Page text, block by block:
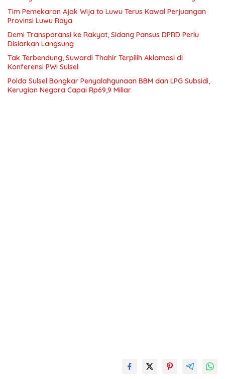
Tim Pemekaran Ajak Wija to Luwu Terus Kawal Perjuangan
Provinsi Luwu Raya
Demi Transparansi ke Rakyat, Sidang Pansus DPRD Perlu
Disiarkan Langsung
Tak Terbendung, Suwardi Thahir Terpilih Aklamasi di
Konferensi PWI Sulsel
Polda Sulsel Bongkar Penyalahgunaan BBM dan LPG Subsidi,
Kerugian Negara Capai Rp69,9 Miliar